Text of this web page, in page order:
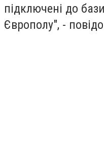
підключені до
Європолу", -